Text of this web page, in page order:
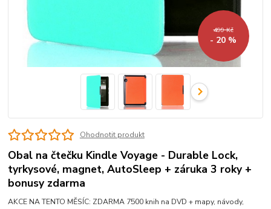
499 Kč
- 20 %
Ohodnotit produkt
Obal na čtečku Kindle Voyage - Durable Lock,
tyrkysové, magnet, AutoSleep + záruka 3 roky +
bonusy zdarma
AKCE NA TENTO MĚSÍC: ZDARMA 7500 knih na DVD + mapy, návody,